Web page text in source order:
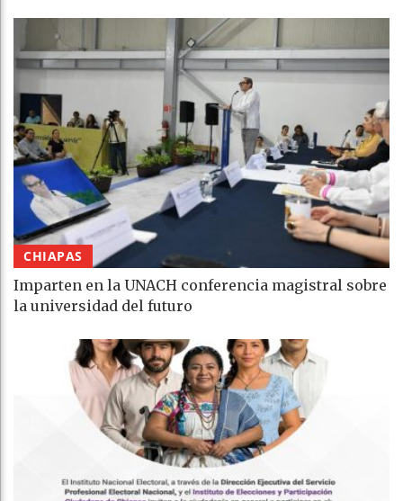
CHIAPAS
Imparten en la UNACH conferencia magistral sobre
la universidad del futuro